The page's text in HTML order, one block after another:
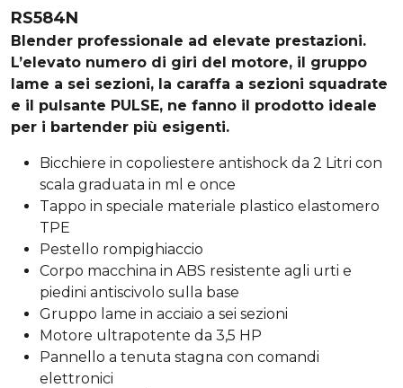
RS584N
Blender professionale ad elevate prestazioni.
L’elevato numero di giri del motore, il gruppo
lame a sei sezioni, la caraffa a sezioni squadrate
e il pulsante PULSE, ne fanno il prodotto ideale
per i bartender più esigenti.
Bicchiere in copoliestere antishock da 2 Litri con
scala graduata in ml e once
Tappo in speciale materiale plastico elastomero
TPE
Pestello rompighiaccio
Corpo macchina in ABS resistente agli urti e
piedini antiscivolo sulla base
Gruppo lame in acciaio a sei sezioni
Motore ultrapotente da 3,5 HP
Pannello a tenuta stagna con comandi
elettronici